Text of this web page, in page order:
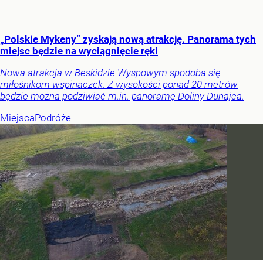
„Polskie Mykeny” zyskają nową atrakcję. Panorama tych
miejsc będzie na wyciągnięcie ręki
Nowa atrakcja w Beskidzie Wyspowym spodoba się
miłośnikom wspinaczek. Z wysokości ponad 20 metrów
będzie można podziwiać m.in. panoramę Doliny Dunajca.
MiejscaPodróże